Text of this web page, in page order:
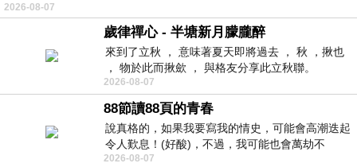
2026-08-07
歲律禪心 - 半塘新月朦朧醉
來到了立秋 ， 意味著夏天即將過去 ， 秋 ，揪也
， 物於此而揪歛 ， 與格友分享此立秋聯。
2026-08-07
88節讀88頁的青春
說真格的，如果我要寫我的情史，可能會高潮迭起
令人歎息！(好酸)，不過，我可能也會萬劫不
復...，每天跪鍵盤還是被判了花心的罪
2026-08-07